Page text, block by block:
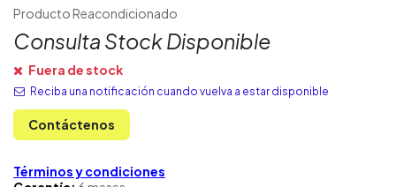
Producto Reacondicionado
Consulta Stock Disponible
Fuera de stock
Reciba una notificación cuando vuelva a estar disponible
Contáctenos
Términos y condiciones